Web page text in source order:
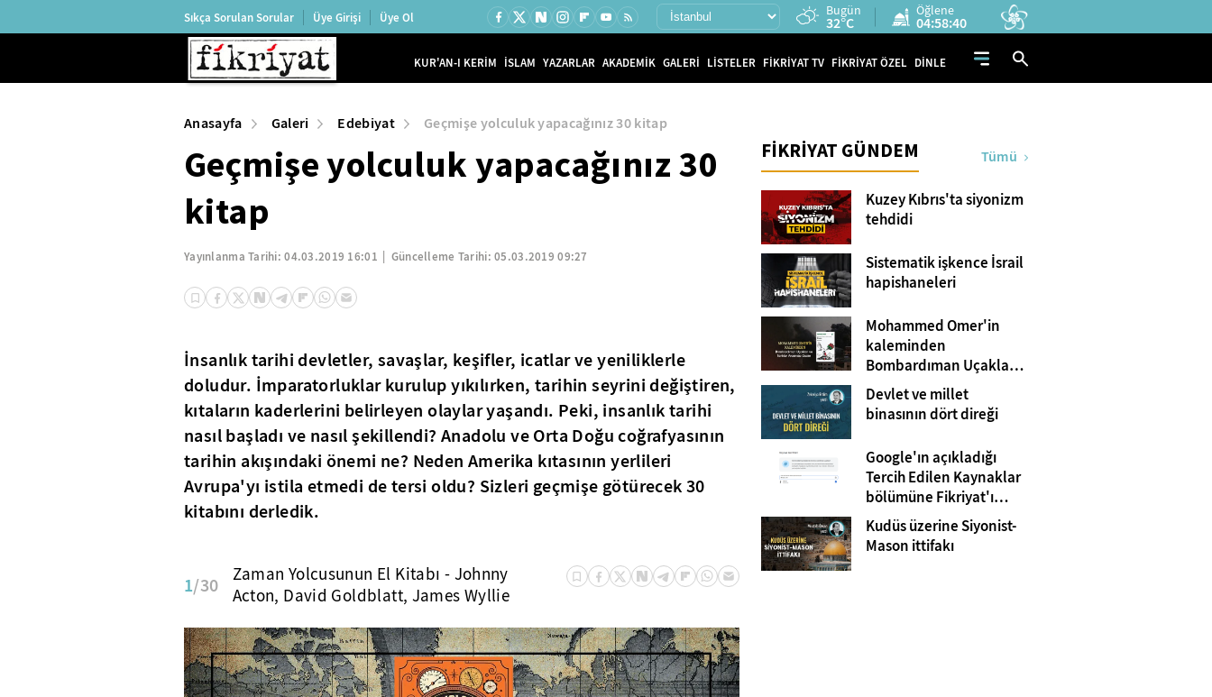
Sıkça Sorulan Sorular Üye Girişi Üye Ol Bugün
32°C
Öğlene
04:58:39
KUR'AN-I KERİM İSLAM YAZARLAR AKADEMİK GALERİ LİSTELER FİKRİYAT TV FİKRİYAT ÖZEL DİNLE
Anasayfa Galeri Edebiyat Geçmişe yolculuk yapacağınız 30 kitap
Geçmişe yolculuk yapacağınız 30
kitap
Yayınlanma Tarihi:04.03.2019 16:01 Güncelleme Tarihi:05.03.2019 09:27
İnsanlık tarihi devletler, savaşlar, keşifler, icatlar ve yeniliklerle
doludur. İmparatorluklar kurulup yıkılırken, tarihin seyrini değiştiren,
kıtaların kaderlerini belirleyen olaylar yaşandı. Peki, insanlık tarihi
nasıl başladı ve nasıl şekillendi? Anadolu ve Orta Doğu coğrafyasının
tarihin akışındaki önemi ne? Neden Amerika kıtasının yerlileri
Avrupa'yı istila etmedi de tersi oldu? Sizleri geçmişe götürecek 30
kitabını derledik.
1/30
Zaman Yolcusunun El Kitabı - Johnny
Acton, David Goldblatt, James Wyllie
FİKRİYAT GÜNDEM Tümü
Kuzey Kıbrıs'ta siyonizm
tehdidi
Sistematik işkence İsrail
hapishaneleri
Mohammed Omer'in
kaleminden
Bombardıman Uçakları
ve Tanklar Arasında
Gazze
Devlet ve millet
binasının dört direği
Google'ın açıkladığı
Tercih Edilen Kaynaklar
bölümüne Fikriyat'ı
eklemeyi unutmayın!
Kudüs üzerine Siyonist-
Mason ittifakı